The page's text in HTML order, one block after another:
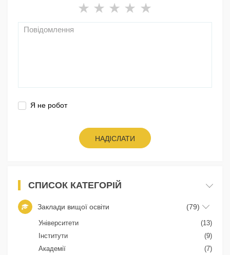
Я не робот
НАДІСЛАТИ
СПИСОК КАТЕГОРІЙ
Заклади вищої освіти (79)
Університети
(13)
Інститути
(9)
Академії
(7)